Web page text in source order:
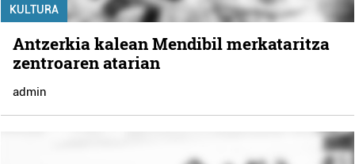
KULTURA
Antzerkia kalean Mendibil merkataritza
zentroaren atarian
admin